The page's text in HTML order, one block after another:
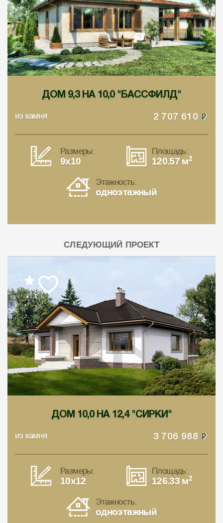
ДОМ 9,3 НА 10,0 "БАССФИЛД"
из камня 2 707 610
Размеры:
9x10
Площадь:
120.57 м2
Этажность:
одноэтажный
СЛЕДУЮЩИЙ ПРОЕКТ
ДОМ 10,0 НА 12,4 "СИРКИ"
из камня 3 706 988
Размеры:
10x12
Площадь:
126.33 м2
Этажность:
одноэтажный